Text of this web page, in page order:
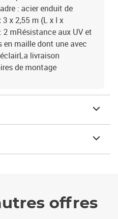
: acier enduit de
x 2,55 m (L x l x
mRésistance aux UV et
en maille dont une avec
livraison
de montage
offres